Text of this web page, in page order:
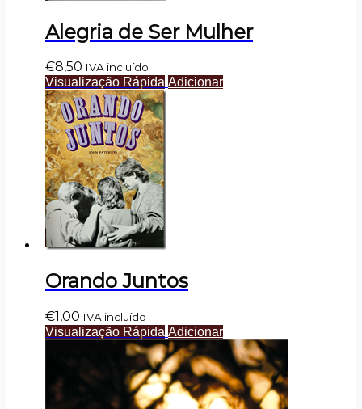
Alegria de Ser Mulher
€8,50 IVA incluído
Visualização Rápida Adicionar
Orando Juntos
€1,00 IVA incluído
Visualização Rápida Adicionar